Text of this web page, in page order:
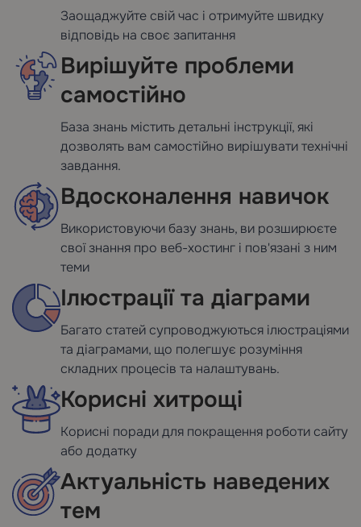
Заощаджуйте свій час і отримуйте швидку
відповідь на своє запитання
Вирішуйте проблеми
самостійно
База знань містить детальні інструкції, які
дозволять вам самостійно вирішувати технічні
завдання.
Вдосконалення навичок
Використовуючи базу знань, ви розширюєте
свої знання про веб-хостинг і пов'язані з ним
теми
Ілюстрації та діаграми
Багато статей супроводжуються ілюстраціями
та діаграмами, що полегшує розуміння
складних процесів та налаштувань.
Корисні хитрощі
Корисні поради для покращення роботи сайту
або додатку
Актуальність наведених
тем